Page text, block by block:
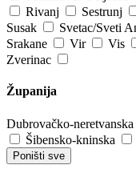
Rivanj
Sestrunj
Susak
Svetac/Sveti
Srakane
Vir Vis
Zverinac
Županija
Dubrovačko-neretvanska
Šibensko-kninska
Poništi sve